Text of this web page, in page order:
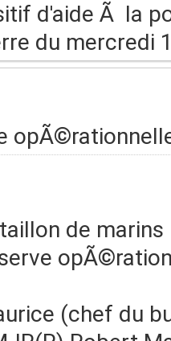
d'aide Ã la
du mercredi
de
(chef du